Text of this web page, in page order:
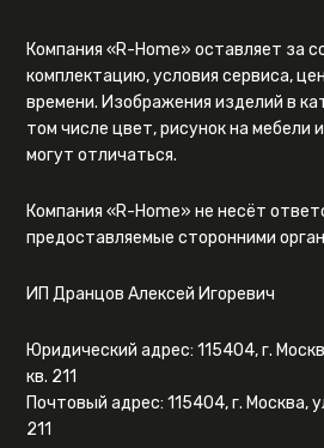
Компания «R-Home» оставляет за
комплектацию, условия сервиса,
времени. Изображения изделий в
том числе цвет, рисунок на мебели
могут отличаться.
Компания «R-Home» не несёт
предоставляемые сторонними
ИП Дранцов Алексей Игоревич
Юридический адрес: 115404, г.
кв. 211
Почтовый адрес: 115404, г. Москва,
211